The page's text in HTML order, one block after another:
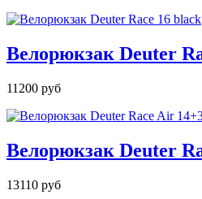
Велорюкзак Deuter
11200 руб
Велорюкзак Deuter
13110 руб